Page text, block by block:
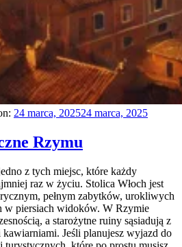
24 marca, 202524 marca, 2025
Rzymu
z tych miejsc, które każdy
raz w życiu. Stolica Włoch jest
pełnym zabytków, urokliwych
w piersiach widoków. W Rzymie
a starożytne ruiny sąsiadują z
Jeśli planujesz wyjazd do